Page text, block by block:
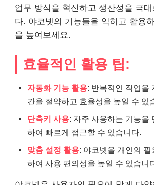
업무 방식을 혁신하고 생산성을 극대
다. 야코넷의 기능들을 익히고 활용
을 높여보세요.
효율적인 활용 팁:
자동화 기능 활용: 반복적인 작업을
간을 절약하고 효율성을 높일 수 있
단축키 사용: 자주 사용하는 기능을
하여 빠르게 접근할 수 있습니다.
맞춤 설정 활용: 야코넷을 개인의 필
하여 사용 편의성을 높일 수 있습니